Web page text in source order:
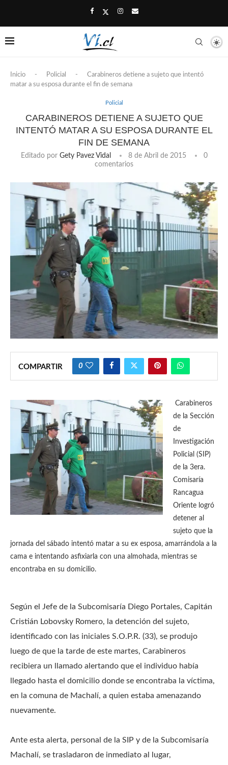
Inicio - Policial -
Carabineros detiene a sujeto que intentó
matar a su esposa durante el fin de semana
Policial
CARABINEROS DETIENE A SUJETO QUE
INTENTÓ MATAR A SU ESPOSA DURANTE EL
FIN DE SEMANA
Editado por Gety Pavez Vidal 8 de Abril de 2015
0
comentarios
COMPARTIR 0
Carabineros
de la Sección
de
Investigación
Policial (SIP)
de la 3era.
Comisaría
Rancagua
Oriente logró
detener al
sujeto que la
jornada del sábado intentó matar a su ex esposa, amarrándola a la
cama e intentando asfixiarla con una almohada, mientras se
encontraba en su domicilio.
Según el Jefe de la Subcomisaría Diego Portales, Capitán
Cristián Lobovsky Romero, la detención del sujeto,
identificado con las iniciales S.O.P.R. (33), se produjo
luego de que la tarde de este martes, Carabineros
recibiera un llamado alertando que el individuo había
llegado hasta el domicilio donde se encontraba la víctima,
en la comuna de Machalí, a quien estaba amenazando
nuevamente.
Ante esta alerta, personal de la SIP y de la Subcomisaría
Machalí, se trasladaron de inmediato al lugar,